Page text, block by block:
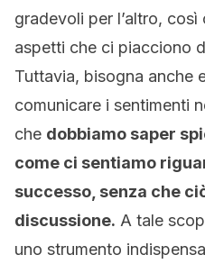
gradevoli per l’altro,
aspetti che ci piacciono
Tuttavia, bisogna anche
comunicare i sentimenti
che dobbiamo saper
come ci sentiamo
successo, senza che
discussione. A tale
uno strumento